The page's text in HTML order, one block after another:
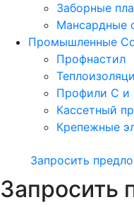
Заборные
Мансардные
Промышленные
Профнастил
Профили C и
Кассетный
Крепежные
Запросить
Запросить